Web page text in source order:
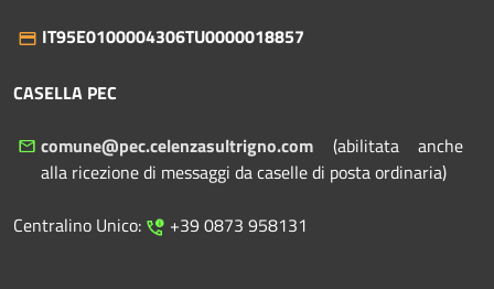
IT95E0100004306TU0000018857
CASELLA PEC
comune@pec.celenzasultrigno.com (abilitata anche
alla ricezione di messaggi da caselle di posta ordinaria)
Centralino Unico:
+39 0873 958131